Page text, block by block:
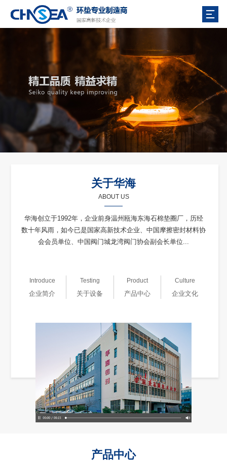
关于华海
ABOUT US
华海创立于1992年，企业前身温州瓯海东海石棉垫圈厂，历经
数十年风雨，如今已是国家高新技术企业、中国摩擦密封材料协
会会员单位、中国阀门城龙湾阀门协会副会长单位...
Introduce
企业简介
Testing
关于设备
Product
产品中心
Culture
企业文化
产品中心